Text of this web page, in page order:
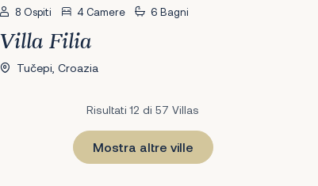
8 Ospiti 4 Camere 6 Bagni
Villa Filia
Tučepi, Croazia
Risultati 12 di 57 Villas
Mostra altre ville